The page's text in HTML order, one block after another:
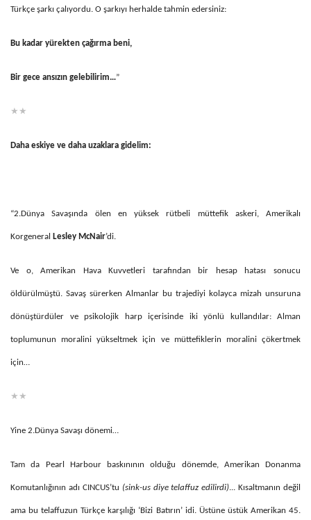
Türkçe şarkı çalıyordu. O şarkıyı herhalde tahmin edersiniz:
Bu kadar yürekten çağırma beni,
Bir gece ansızın gelebilirim…”
★★
Daha eskiye ve daha uzaklara gidelim:
“2.Dünya Savaşında ölen en yüksek rütbeli müttefik askeri, Amerikalı
Korgeneral Lesley McNair’di.
Ve o, Amerikan Hava Kuvvetleri tarafından bir hesap hatası sonucu
öldürülmüştü. Savaş sürerken Almanlar bu trajediyi kolayca mizah unsuruna
dönüştürdüler ve psikolojik harp içerisinde iki yönlü kullandılar: Alman
toplumunun moralini yükseltmek için ve müttefiklerin moralini çökertmek
için…
★★
Yine 2.Dünya Savaşı dönemi…
Tam da Pearl Harbour baskınının olduğu dönemde, Amerikan Donanma
Komutanlığının adı CINCUS’tu (sink-us diye telaffuz edilirdi)... Kısaltmanın değil
ama bu telaffuzun Türkçe karşılığı ‘Bizi Batırın’ idi. Üstüne üstük Amerikan 45.